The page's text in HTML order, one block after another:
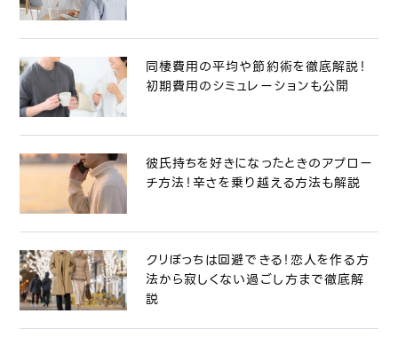
同棲費用の平均や節約術を徹底解説！
初期費用のシミュレーションも公開
彼氏持ちを好きになったときのアプロー
チ方法！辛さを乗り越える方法も解説
クリぼっちは回避できる！恋人を作る方
法から寂しくない過ごし方まで徹底解
説